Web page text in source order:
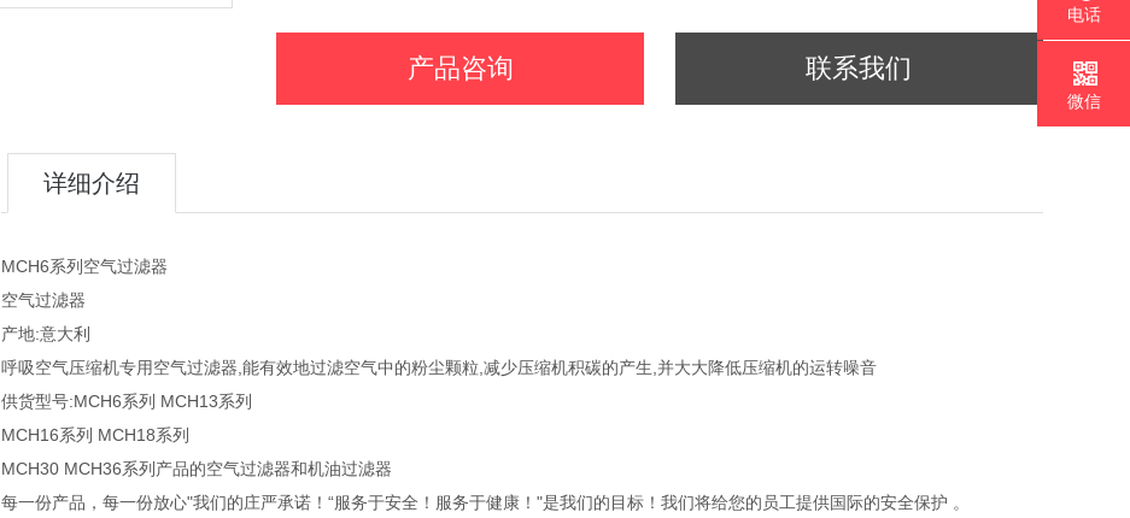
产品咨询 联系我们
详细介绍
MCH6系列空气过滤器
空气过滤器
产地:意大利
呼吸空气压缩机专用空气过滤器,能有效地过滤空气中的粉尘颗粒,减少压缩机积碳的产生,并大大降低压缩机的运转噪音
供货型号:MCH6系列 MCH13系列
MCH16系列 MCH18系列
MCH30 MCH36系列产品的空气过滤器和机油过滤器
每一份产品，每一份放心"我们的庄严承诺！“服务于安全！服务于健康！"是我们的目标！我们将给您的员工提供国际的安全保护 。
电话
微信